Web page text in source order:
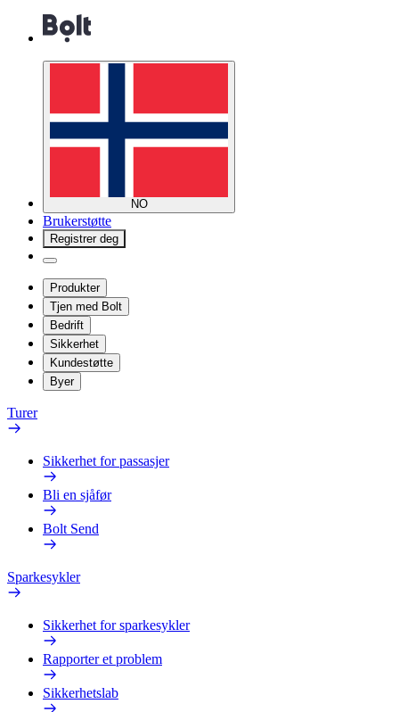
NO
Brukerstøtte
Registrer deg
Produkter
Tjen med Bolt
Bedrift
Sikkerhet
Kundestøtte
Byer
Turer
Sikkerhet for passasjer
Bli en sjåfør
Bolt Send
Sparkesykler
Sikkerhet for sparkesykler
Rapporter et problem
Sikkerhetslab